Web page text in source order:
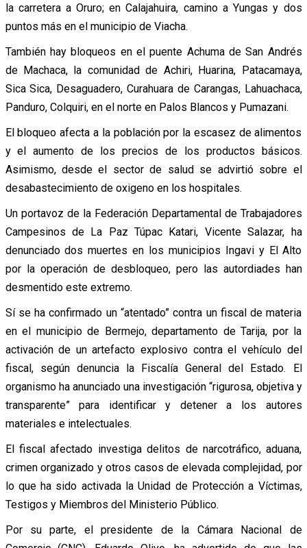
la carretera a Oruro; en Calajahuira, camino a Yungas y dos
puntos más en el municipio de Viacha.
También hay bloqueos en el puente Achuma de San Andrés
de Machaca, la comunidad de Achiri, Huarina, Patacamaya,
Sica Sica, Desaguadero, Curahuara de Carangas, Lahuachaca,
Panduro, Colquiri, en el norte en Palos Blancos y Pumazani.
El bloqueo afecta a la población por la escasez de alimentos
y el aumento de los precios de los productos básicos.
Asimismo, desde el sector de salud se advirtió sobre el
desabastecimiento de oxigeno en los hospitales.
Un portavoz de la Federación Departamental de Trabajadores
Campesinos de La Paz Túpac Katari, Vicente Salazar, ha
denunciado dos muertes en los municipios Ingavi y El Alto
por la operación de desbloqueo, pero las autordiades han
desmentido este extremo.
Sí se ha confirmado un “atentado” contra un fiscal de materia
en el municipio de Bermejo, departamento de Tarija, por la
activación de un artefacto explosivo contra el vehículo del
fiscal, según denuncia la Fiscalía General del Estado. El
organismo ha anunciado una investigación “rigurosa, objetiva y
transparente” para identificar y detener a los autores
materiales e intelectuales.
El fiscal afectado investiga delitos de narcotráfico, aduana,
crimen organizado y otros casos de elevada complejidad, por
lo que ha sido activada la Unidad de Protección a Víctimas,
Testigos y Miembros del Ministerio Público.
Por su parte, el presidente de la Cámara Nacional de